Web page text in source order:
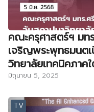
คณะครุศาสตร์ฯ มท
เจริญพระพุทธมนต
วิทยาลัยเทคนิคภาค
มิถุนายน 5, 2025
TV